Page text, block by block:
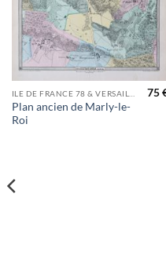
à la
wishlist
Plan ancien de Marly-le-
Roi
75